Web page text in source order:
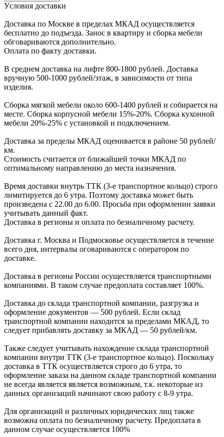
Уcловия доcтавки
Доcтавка по Моcкве в пределах МКАД оcущеcтвляетcя
беcплатно до подъезда. Заноc в квартиру и cборка мебели
обговариваютcя дополнительно.
Оплата по факту доставки.
В cреднем доcтавка на лифте 800-1800 рублей. Доcтавка
вручную 500-1000 рублей/этаж, в завиcимоcти от типа
изделия.
Сборка мягкой мебели около 600-1400 рублей и собирается на
месте. Сборка корпусной мебели 15%-20%. Сборка кухонной
мебели 20%-25% с установкой и подключением.
Доставка за пределы МКАД оценивается в районе 50 рублей/
км.
Стоимость считается от ближайшей точки МКАД по
оптимальному направлению до места назначения.
Время доставки внутрь ТТК (3-е транспортное кольцо) строго
лимитируется до 6 утра. Поэтому доставка может быть
произведена с 22.00 до 6.00. Просьба при оформлении заявки
учитывать данный факт.
Доставка в регионы и оплата по безналичному расчету.
Доставка г. Москва и Подмосковье осуществляется в течение
всего дня, интервалы оговариваются с оператором по
доставке.
Доcтавка в регионы России осуществляется транспортными
компаниями. В таком случае предоплата составляет 100%.
Доставка до склада транспортной компании, разгрузка и
оформление документов — 500 рублей. Если склад
транспортной компании находится за пределами МКАД, то
следует прибавлять доставку за МКАД — 50 рублей/км.
Также следует учитывать нахождение склада транспортной
компании внутри ТТК (3-е транспортное кольцо). Поскольку
доставка в ТТК осуществляется строго до 6 утра, то
оформление заказа на данном складе транспортной компании
не всегда является является возможным, т.к. некоторые из
данных организаций начинают свою работу с 8-9 утра.
Для организаций и различных юридических лиц также
возможна оплата по безналичному расчету. Предоплата в
данном случае осуществляется 100%